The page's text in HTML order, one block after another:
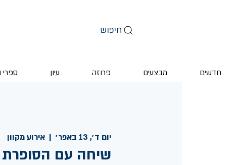
חיפוש
חדשים מבצעים פרוזה עיון
יום ד׳, 13 באפר׳
  |
אירוע מקוון
שיחה עם הסופרת